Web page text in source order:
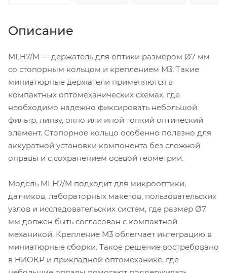
Описание
MLH7/M — держатель для оптики размером Ø7 мм
со стопорным кольцом и креплением M3. Такие
миниатюрные держатели применяются в
компактных оптомеханических схемах, где
необходимо надежно фиксировать небольшой
фильтр, линзу, окно или иной тонкий оптический
элемент. Стопорное кольцо особенно полезно для
аккуратной установки компонента без сложной
оправы и с сохранением осевой геометрии.
Модель MLH7/M подходит для микрооптики,
датчиков, лабораторных макетов, пользовательских
узлов и исследовательских систем, где размер Ø7
мм должен быть согласован с компактной
механикой. Крепление M3 облегчает интеграцию в
миниатюрные сборки. Такое решение востребовано
в НИОКР и прикладной оптомеханике, где